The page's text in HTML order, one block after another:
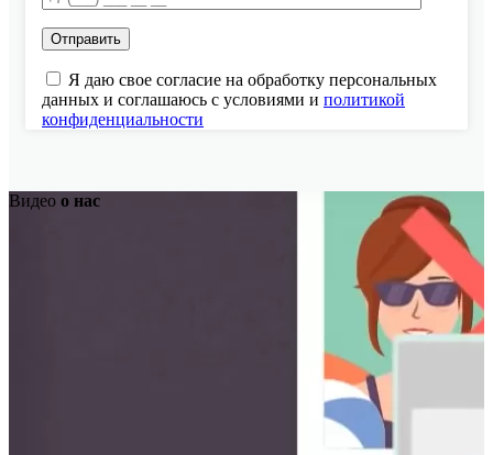
Я даю свое согласие на обработку персональных
данных и соглашаюсь с условиями и политикой
конфиденциальности
Видео о нас